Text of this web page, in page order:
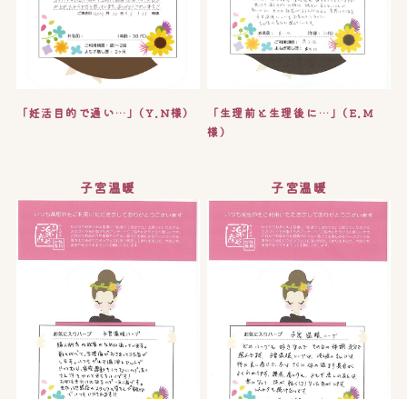
「妊活目的で通い…」(Y.N様)
「生理前と生理後に…」(E.M
様)
子宮温暖 子宮温暖